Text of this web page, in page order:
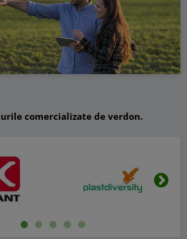
comercializate de verdon.